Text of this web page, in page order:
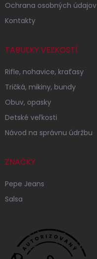
Ochrana osobných údajov
Kontakty
TABUĽKY VEĽKOSTÍ
Rifle, nohavice, kraťasy
Tričká, mikiny, bundy
Obuv, opasky
Detské veľkosti
Návod na správnu údržbu
ZNAČKY
Pepe Jeans
Salsa